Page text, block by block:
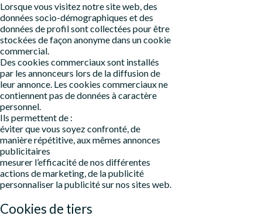
Lorsque vous visitez notre site web, des
données socio-démographiques et des
données de profil sont collectées pour être
stockées de façon anonyme dans un cookie
commercial.
Des cookies commerciaux sont installés
par les annonceurs lors de la diffusion de
leur annonce. Les cookies commerciaux ne
contiennent pas de données à caractère
personnel.
Ils permettent de :
éviter que vous soyez confronté, de
manière répétitive, aux mêmes annonces
publicitaires
mesurer l’efficacité de nos différentes
actions de marketing, de la publicité
personnaliser la publicité sur nos sites web.
Cookies de tiers